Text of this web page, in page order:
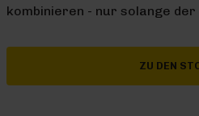
kombinieren - nur solange
ZU DEN